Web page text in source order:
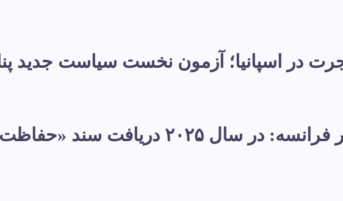
در اسپانیا؛ آزمون نخست سیاست جدید
پناهندگی در فرانسه: در سال